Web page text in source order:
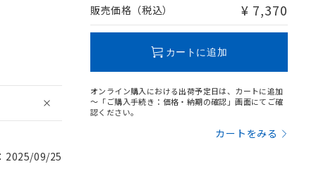
2025/09/25
販売価格（税込） ¥ 7,370
カートに追加
オンライン購入における出荷予定日は、カートに追加
～「ご購入手続き：価格・納期の確認」画面にてご確
認ください。
カートをみる